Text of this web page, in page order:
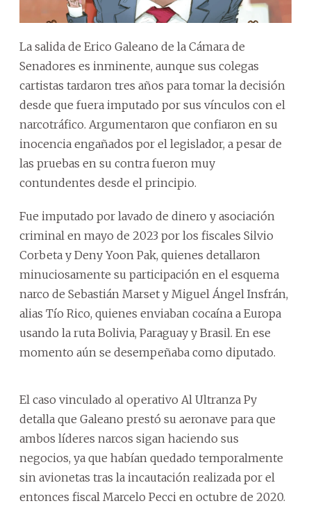
La salida de Erico Galeano de la Cámara de
Senadores es inminente, aunque sus colegas
cartistas tardaron tres años para tomar la decisión
desde que fuera imputado por sus vínculos con el
narcotráfico. Argumentaron que confiaron en su
inocencia engañados por el legislador, a pesar de
las pruebas en su contra fueron muy
contundentes desde el principio.
Fue imputado por lavado de dinero y asociación
criminal en mayo de 2023 por los fiscales Silvio
Corbeta y Deny Yoon Pak, quienes detallaron
minuciosamente su participación en el esquema
narco de Sebastián Marset y Miguel Ángel Insfrán,
alias Tío Rico, quienes enviaban cocaína a Europa
usando la ruta Bolivia, Paraguay y Brasil. En ese
momento aún se desempeñaba como diputado.
El caso vinculado al operativo Al Ultranza Py
detalla que Galeano prestó su aeronave para que
ambos líderes narcos sigan haciendo sus
negocios, ya que habían quedado temporalmente
sin avionetas tras la incautación realizada por el
entonces fiscal Marcelo Pecci en octubre de 2020.